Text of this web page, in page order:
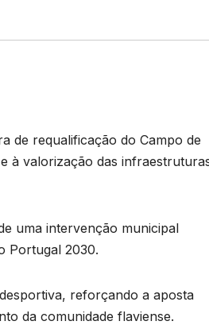
de requalificação do Campo de
à valorização das
uma intervenção municipal
Portugal 2030.
reforçando a aposta
da comunidade flaviense.